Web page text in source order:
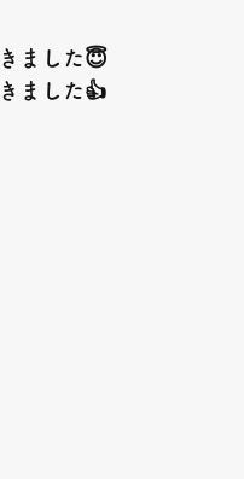
ました😇
ました👍